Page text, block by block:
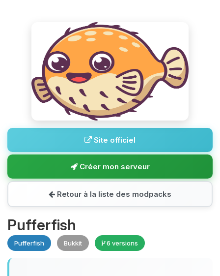
Site officiel
Créer mon serveur
Retour à la liste des modpacks
Pufferfish
Pufferfish Bukkit 6 versions